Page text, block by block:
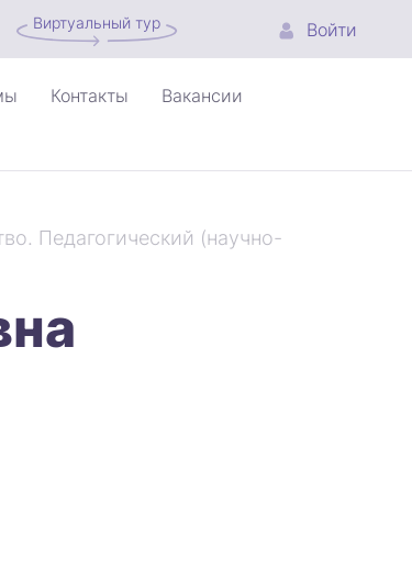
Виртуальный тур Войти
Контакты
Вакансии
Педагогический (научно-